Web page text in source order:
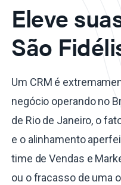
Eleve
São
Um CRM é
negócio operando no
de Rio de Janeiro, o
e o alinhamento
time de Vendas e
ou o fracasso de uma